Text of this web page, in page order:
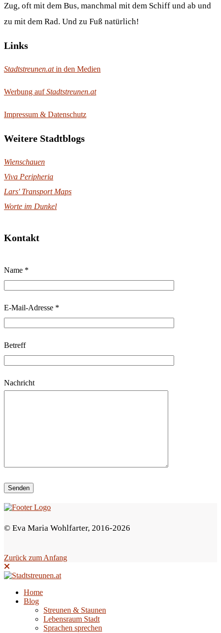
Zug, oft mit dem Bus, manchmal mit dem Schiff und ab und
zu mit dem Rad. Und zu Fuß natürlich!
Links
Stadtstreunen.atin den Medien
Werbung aufStadtstreunen.at
Impressum & Datenschutz
Weitere Stadtblogs
Wienschauen
Viva Peripheria
Lars' Transport Maps
Worte im Dunkel
Kontakt
t
t
e
a
s
s
e
s
e
l
l
e
Name *
E-Mail-Adresse *
Betreff
Nachricht
© Eva Maria Wohlfarter, 2016-2026
Zurück zum Anfang
Home
Blog
Streunen & Staunen
Lebensraum Stadt
Sprachen sprechen